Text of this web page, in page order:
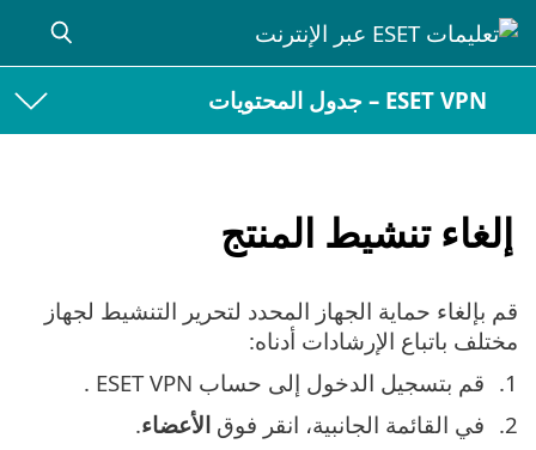
ESET VPN – جدول المحتويات
إلغاء تنشيط المنتج
قم بإلغاء حماية الجهاز المحدد لتحرير التنشيط لجهاز
مختلف باتباع الإرشادات أدناه:
قم بتسجيل الدخول إلى حساب ESET VPN .
في القائمة الجانبية، انقر فوق الأعضاء.